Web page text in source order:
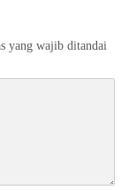
yang wajib ditandai